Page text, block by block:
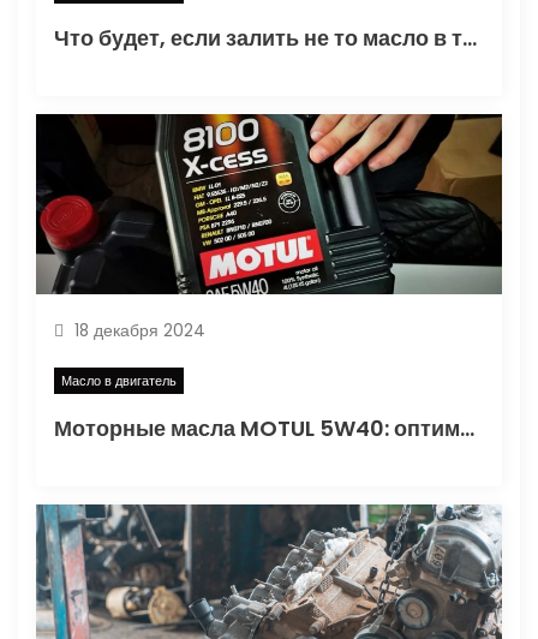
м
Что будет, если залить не то масло в трактор
18 декабря 2024
Масло в двигатель
Моторные масла MOTUL 5W40: оптимальная защита и производительность